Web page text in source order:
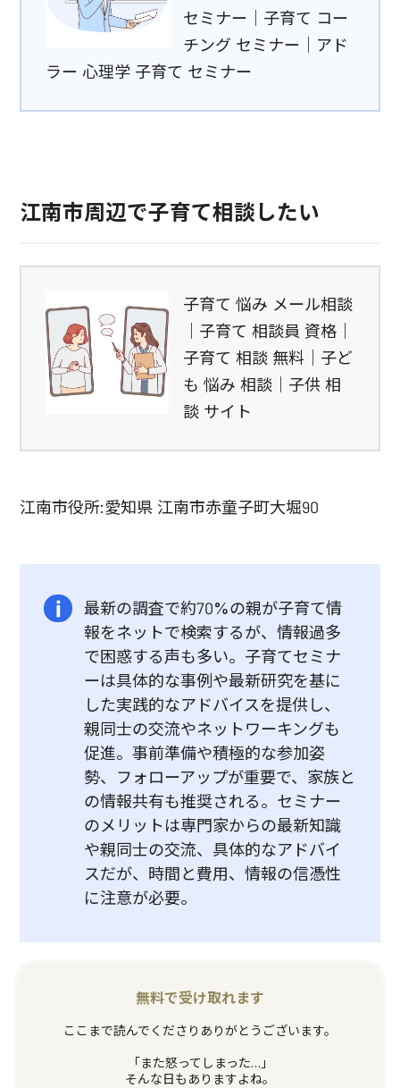
セミナー｜子育て コー
チング セミナー｜アド
ラー 心理学 子育て セミナー
江南市周辺で子育て相談したい
子育て 悩み メール相談
｜子育て 相談員 資格｜
子育て 相談 無料｜子ど
も 悩み 相談｜子供 相
談 サイト
江南市役所:愛知県 江南市赤童子町大堀90
最新の調査で約70%の親が子育て情
報をネットで検索するが、情報過多
で困惑する声も多い。子育てセミナ
ーは具体的な事例や最新研究を基に
した実践的なアドバイスを提供し、
親同士の交流やネットワーキングも
促進。事前準備や積極的な参加姿
勢、フォローアップが重要で、家族と
の情報共有も推奨される。セミナー
のメリットは専門家からの最新知識
や親同士の交流、具体的なアドバイ
スだが、時間と費用、情報の信憑性
に注意が必要。
無料で受け取れます
ここまで読んでくださりありがとうございます。
「また怒ってしまった…」
そんな日もありますよね。